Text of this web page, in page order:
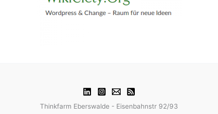
Thinkfarm Eberswalde - Eisenbahnstr 92/93